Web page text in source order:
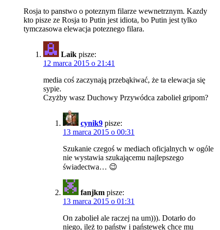
Rosja to panstwo o poteznym filarze wewnetrznym. Kazdy
kto pisze ze Rosja to Putin jest idiota, bo Putin jest tylko
tymczasowa elewacja poteznego filara.
Laik pisze:
12 marca 2015 o 21:41
media coś zaczynają przebąkiwać, że ta elewacja się
sypie.
Czyżby wasz Duchowy Przywódca zabolieł gripom?
cynik9 pisze:
13 marca 2015 o 00:31
Szukanie czegoś w mediach oficjalnych w ogóle
nie wystawia szukającemu najlepszego
świadectwa… 😉
fanjkm pisze:
13 marca 2015 o 01:31
On zabolieł ale raczej na um))). Dotarło do
niego, ileż to państw i państewek chce mu